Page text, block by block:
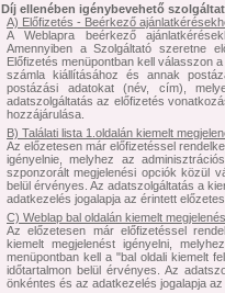
Díj ellenében igénybevehető
A) Előfizetés - Beérkező
A Weblapra beérkező
Amennyiben a Szolgáltató szeretne
Előfizetés menüpontban kell válasszon
számla kiállításához és annak
postázási adatokat (név, cím),
adatszolgáltatás az előfizetés
hozzájárulása.
B) Találati lista 1.oldalán kiemelt
Az előzetesen már előfizetéssel
igényelnie, melyhez az
szponzorált megjelenési opciók közül
belül érvényes. Az adatszolgáltatás a
adatkezelés jogalapja az érintett
C) Weblap bal oldalán kiemelt megjelenés
Az előzetesen már előfizetéssel
kiemelt megjelenést igényelni,
menüpontban kell a "bal oldali kiemelt
időtartalmon belül érvényes. Az
önkéntes és az adatkezelés jogalapja